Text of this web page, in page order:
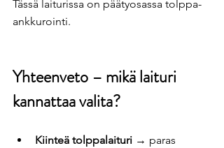
Tässä laiturissa on päätyosassa tolppa-
ankkurointi.
Yhteenveto – mikä laituri
kannattaa valita?
Kiinteä tolppalaituri → paras